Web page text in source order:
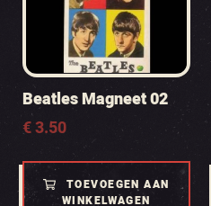
Beatles Magneet 02
€3.50
TOEVOEGEN AAN
WINKELWAGEN